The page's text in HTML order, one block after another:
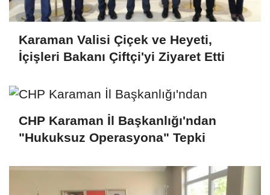
Karaman Valisi Çiçek ve Heyeti,
İçişleri Bakanı Çiftçi'yi Ziyaret Etti
CHP Karaman İl Başkanlığı'ndan
"Hukuksuz Operasyona" Tepki